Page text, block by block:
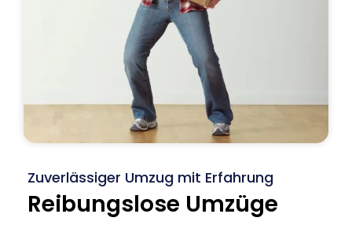
Zuverlässiger Umzug mit Erfahrung
Reibungslose Umzüge